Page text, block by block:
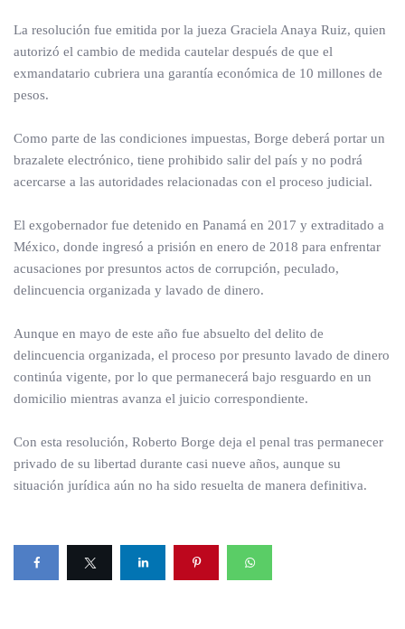
La resolución fue emitida por la jueza Graciela Anaya Ruiz, quien
autorizó el cambio de medida cautelar después de que el
exmandatario cubriera una garantía económica de 10 millones de
pesos.
Como parte de las condiciones impuestas, Borge deberá portar un
brazalete electrónico, tiene prohibido salir del país y no podrá
acercarse a las autoridades relacionadas con el proceso judicial.
El exgobernador fue detenido en Panamá en 2017 y extraditado a
México, donde ingresó a prisión en enero de 2018 para enfrentar
acusaciones por presuntos actos de corrupción, peculado,
delincuencia organizada y lavado de dinero.
Aunque en mayo de este año fue absuelto del delito de
delincuencia organizada, el proceso por presunto lavado de dinero
continúa vigente, por lo que permanecerá bajo resguardo en un
domicilio mientras avanza el juicio correspondiente.
Con esta resolución, Roberto Borge deja el penal tras permanecer
privado de su libertad durante casi nueve años, aunque su
situación jurídica aún no ha sido resuelta de manera definitiva.